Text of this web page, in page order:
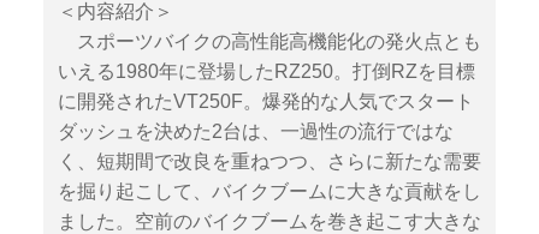
＜内容紹介＞
スポーツバイクの高性能高機能化の発火点とも
いえる1980年に登場したRZ250。打倒RZを目標
に開発されたVT250F。爆発的な人気でスタート
ダッシュを決めた2台は、一過性の流行ではな
く、短期間で改良を重ねつつ、さらに新たな需要
を掘り起こして、バイクブームに大きな貢献をし
ました。空前のバイクブームを巻き起こす大きな